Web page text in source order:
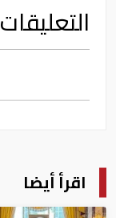
التعليقات
اقرأ أيضا